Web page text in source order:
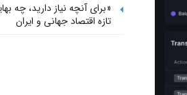
«برای آنچه نیاز دارید، چه
تازه اقتصاد جهانی و ایران